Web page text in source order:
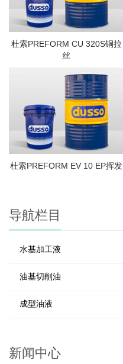
杜索PREFORM CU 320S铜拉
丝
杜索PREFORM EV 10 EP挥发
导航栏目
水基加工液
油基切削油
成型油液
新闻中心